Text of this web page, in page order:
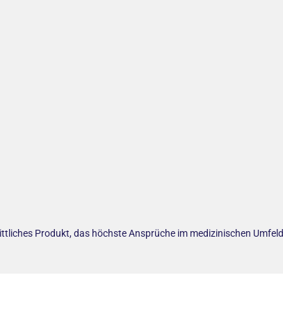
Produkt, das höchste Ansprüche im medizinischen Umfeld